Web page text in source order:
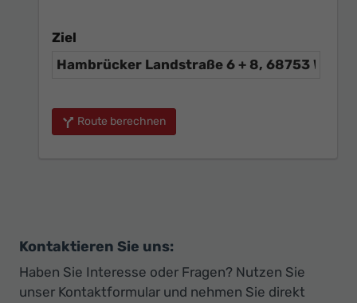
Ziel
Route berechnen
Kontaktieren Sie uns:
Haben Sie Interesse oder Fragen? Nutzen Sie
unser Kontaktformular und nehmen Sie direkt